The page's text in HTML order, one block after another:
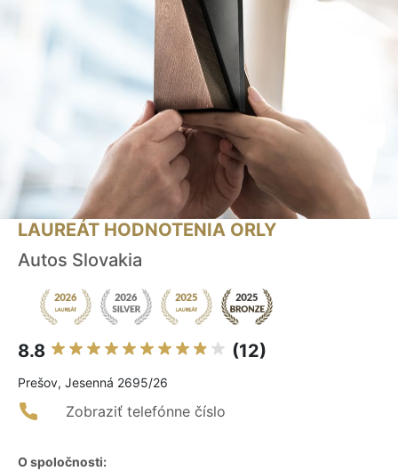
LAUREÁT HODNOTENIA ORLY
Autos Slovakia
8.8 (12)
Prešov, Jesenná 2695/26
Zobraziť telefónne číslo
O spoločnosti: